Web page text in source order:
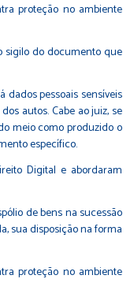
proteção no ambiente
sigilo do documento que
dados pessoais sensíveis
autos. Cabe ao juiz, se
meio como produzido o
específico.
Digital e abordaram
de bens na sucessão
sua disposição na forma
proteção no ambiente